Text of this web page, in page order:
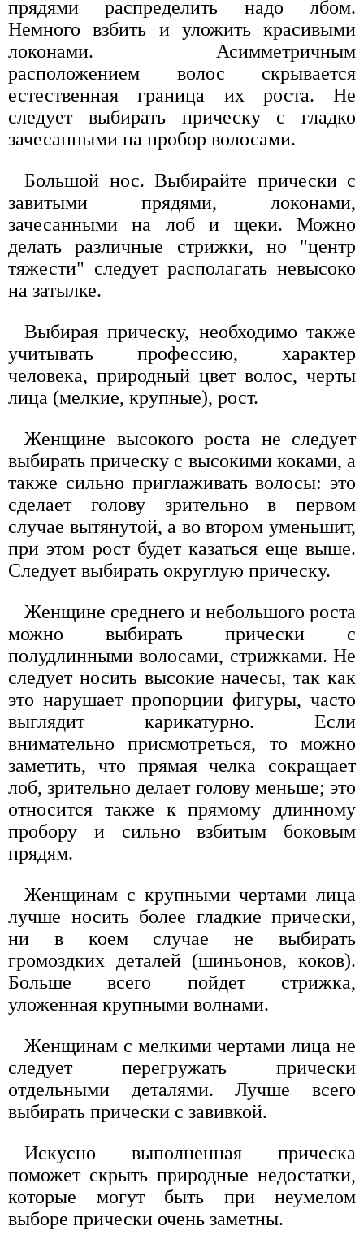
прядями распределить надо лбом.
Немного взбить и уложить красивыми
локонами. Асимметричным
расположением волос скрывается
естественная граница их роста. Не
следует выбирать прическу с гладко
зачесанными на пробор волосами.
Большой нос. Выбирайте прически с
завитыми прядями, локонами,
зачесанными на лоб и щеки. Можно
делать различные стрижки, но "центр
тяжести" следует располагать невысоко
на затылке.
Выбирая прическу, необходимо также
учитывать профессию, характер
человека, природный цвет волос, черты
лица (мелкие, крупные), рост.
Женщине высокого роста не следует
выбирать прическу с высокими коками, а
также сильно приглаживать волосы: это
сделает голову зрительно в первом
случае вытянутой, а во втором уменьшит,
при этом рост будет казаться еще выше.
Следует выбирать округлую прическу.
Женщине среднего и небольшого роста
можно выбирать прически с
полудлинными волосами, стрижками. Не
следует носить высокие начесы, так как
это нарушает пропорции фигуры, часто
выглядит карикатурно. Если
внимательно присмотреться, то можно
заметить, что прямая челка сокращает
лоб, зрительно делает голову меньше; это
относится также к прямому длинному
пробору и сильно взбитым боковым
прядям.
Женщинам с крупными чертами лица
лучше носить более гладкие прически,
ни в коем случае не выбирать
громоздких деталей (шиньонов, коков).
Больше всего пойдет стрижка,
уложенная крупными волнами.
Женщинам с мелкими чертами лица не
следует перегружать прически
отдельными деталями. Лучше всего
выбирать прически с завивкой.
Искусно выполненная прическа
поможет скрыть природные недостатки,
которые могут быть при неумелом
выборе прически очень заметны.